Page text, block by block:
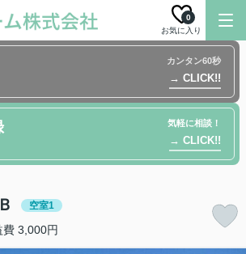
お気に入り
0
カンタン60秒
→ CLICK!!
気軽に相談！
→ CLICK!!
空室1
3,000円